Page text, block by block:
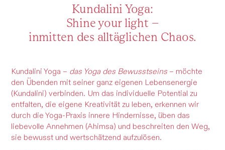
Kundalini Yoga:
Shine your light –
inmitten des alltäglichen Chaos.
Kundalini Yoga – das Yoga des Bewusstseins – möchte
den Übenden mit seiner ganz eigenen Lebensenergie
(Kundalini) verbinden. Um das individuelle Potential zu
entfalten, die eigene Kreativität zu leben, erkennen wir
durch die Yoga-Praxis innere Hindernisse, üben das
liebevolle Annehmen (Ahimsa) und beschreiten den Weg,
sie bewusst und wertschätzend aufzulösen.